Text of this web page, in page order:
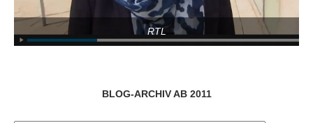
RTL
BLOG-ARCHIV AB 2011